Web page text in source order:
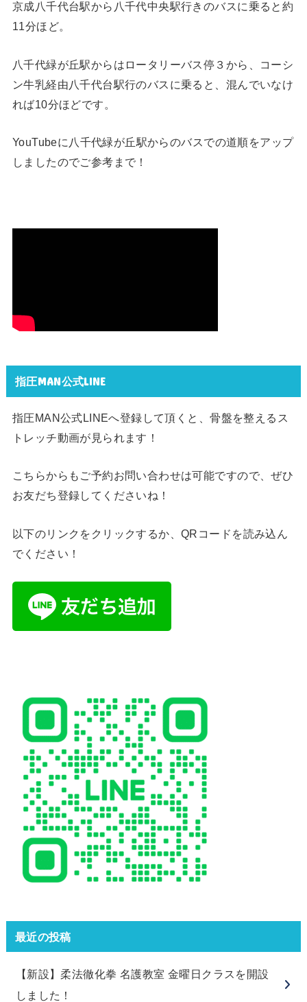
京成八千代台駅から八千代中央駅行きのバスに乗ると約
11分ほど。
八千代緑が丘駅からはロータリーバス停３から、コーシ
ン牛乳経由八千代台駅行のバスに乗ると、混んでいなけ
れば10分ほどです。
YouTubeに八千代緑が丘駅からのバスでの道順をアップ
しましたのでご参考まで！
指圧MAN公式LINE
指圧MAN公式LINEへ登録して頂くと、骨盤を整えるス
トレッチ動画が見られます！
こちらからもご予約お問い合わせは可能ですので、ぜひ
お友だち登録してくださいね！
以下のリンクをクリックするか、QRコードを読み込ん
でください！
最近の投稿
【新設】柔法徹化拳 名護教室 金曜日クラスを開設
しました！